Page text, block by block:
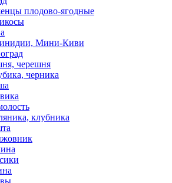
плодово-ягодные
Мини-Киви
черешня
черника
клубника